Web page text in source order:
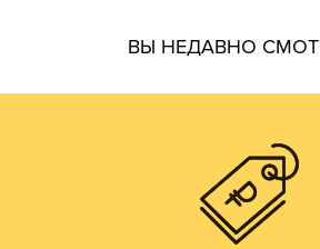
ВЫ НЕДАВНО
ЦЕНЫ
Цены на гофротару нашего
чем у посредников или
производства готовой
производить практически все
гофротары.